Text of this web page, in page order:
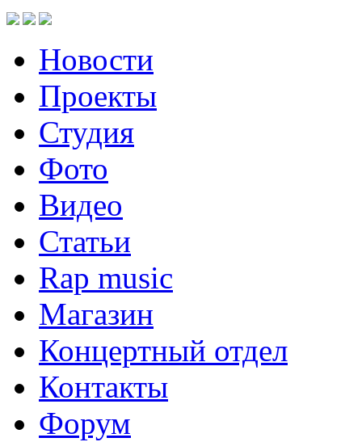
Новости
Проекты
Студия
Фото
Видео
Статьи
Rap music
Магазин
Концертный отдел
Контакты
Форум